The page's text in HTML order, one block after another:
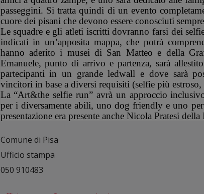
passeggini. Si tratta quindi di un evento
cuore dei pisani che devono essere conosciuti
Le squadre e gli atleti iscritti dovranno farsi dei
indicati in un’apposita mappa, che potrà
hanno aderito i musei di San Matteo e della
Emanuele, punto di arrivo e partenza, sarà
partecipanti in un grande ledwall e dove sarà
vincitori in base a diversi requisiti (selfie più
La “Art&the selfie run” avrà un approccio
per i diversamente abili, uno dog friendly e uno
presentazione era presente anche Nicola Pratesi
Comune di Pisa
Ufficio stampa
050 910483